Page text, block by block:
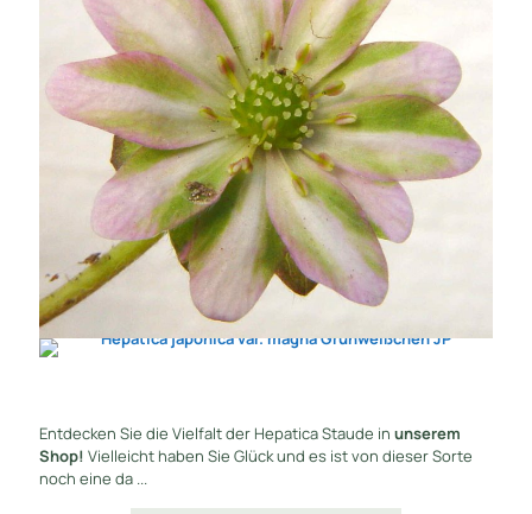
Entdecken Sie die Vielfalt der Hepatica Staude in unserem
Shop! Vielleicht haben Sie Glück und es ist von dieser Sorte
noch eine da ...